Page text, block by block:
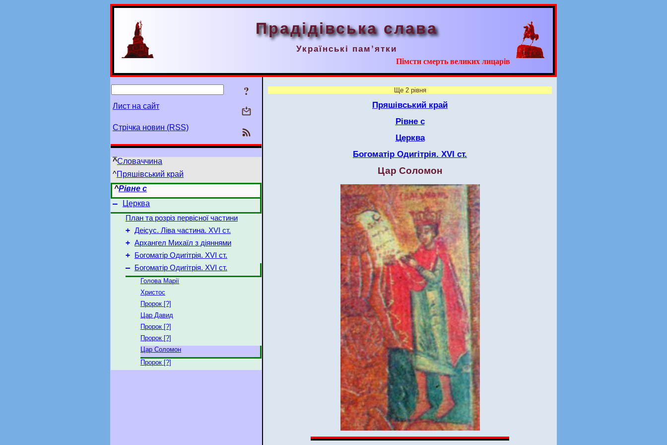
Прадідівська слава
Українські пам’ятки
Пімсти смерть великих лицарів
?
Лист на сайт
Стрічка новин (RSS)
^Словаччина
^Пряшівський край
^Рівне с
– Церква
План та розріз первісної частини
+ Деісус. Ліва частина. XVI ст.
+ Архангел Михаїл з діяннями
+ Богоматір Одигітрія. XVI ст.
– Богоматір Одигітрія. XVI ст.
Голова Марії
Христос
Пророк [?]
Цар Давид
Пророк [?]
Пророк [?]
Цар Соломон
Пророк [?]
Ще 2 рівня
Пряшівський край
Рівне с
Церква
Богоматір Одигітрія. XVI ст.
Цар Соломон